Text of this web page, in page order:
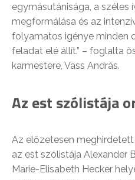
egymásutánisága, a széles
megformálása és az
folyamatos igénye minden
feladat elé állít.” – foglalta
karmestere, Vass András.
Az est szólistája
Az előzetesen
az est szólistája Alexander
Marie-Elisabeth Hecker